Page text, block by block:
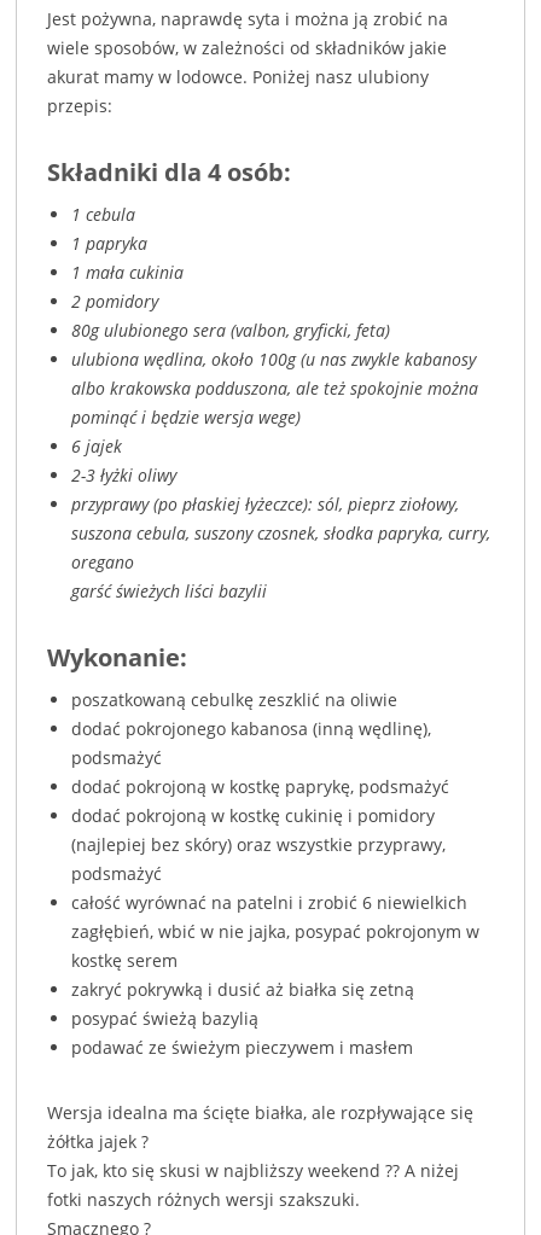
Jest pożywna, naprawdę syta i można ją zrobić na
wiele sposobów, w zależności od składników jakie
akurat mamy w lodowce. Poniżej nasz ulubiony
przepis:
Składniki dla 4 osób:
1 cebula
1 papryka
1 mała cukinia
2 pomidory
80g ulubionego sera (valbon, gryficki, feta)
ulubiona wędlina, około 100g (u nas zwykle kabanosy
albo krakowska podduszona, ale też spokojnie można
pominąć i będzie wersja wege)
6 jajek
2-3 łyżki oliwy
przyprawy (po płaskiej łyżeczce): sól, pieprz ziołowy,
suszona cebula, suszony czosnek, słodka papryka, curry,
oregano
garść świeżych liści bazylii
Wykonanie:
poszatkowaną cebulkę zeszklić na oliwie
dodać pokrojonego kabanosa (inną wędlinę),
podsmażyć
dodać pokrojoną w kostkę paprykę, podsmażyć
dodać pokrojoną w kostkę cukinię i pomidory
(najlepiej bez skóry) oraz wszystkie przyprawy,
podsmażyć
całość wyrównać na patelni i zrobić 6 niewielkich
zagłębień, wbić w nie jajka, posypać pokrojonym w
kostkę serem
zakryć pokrywką i dusić aż białka się zetną
posypać świeżą bazylią
podawać ze świeżym pieczywem i masłem
Wersja idealna ma ścięte białka, ale rozpływające się
żółtka jajek ?
To jak, kto się skusi w najbliższy weekend ?? A niżej
fotki naszych różnych wersji szakszuki.
Smacznego ?